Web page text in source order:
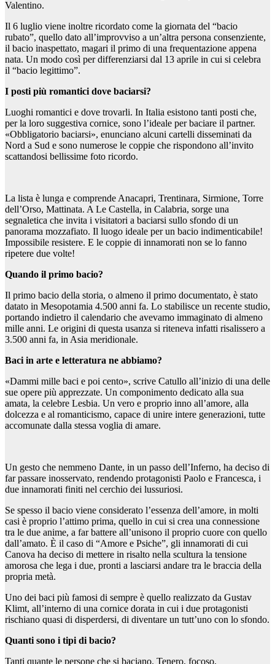
Valentino.
Il 6 luglio viene inoltre ricordato come la giornata del “bacio
rubato”, quello dato all’improvviso a un’altra persona consenziente,
il bacio inaspettato, magari il primo di una frequentazione appena
nata. Un modo così per differenziarsi dal 13 aprile in cui si celebra
il “bacio legittimo”.
I posti più romantici dove baciarsi?
Luoghi romantici e dove trovarli. In Italia esistono tanti posti che,
per la loro suggestiva cornice, sono l’ideale per baciare il partner.
«Obbligatorio baciarsi», enunciano alcuni cartelli disseminati da
Nord a Sud e sono numerose le coppie che rispondono all’invito
scattandosi bellissime foto ricordo.
La lista è lunga e comprende Anacapri, Trentinara, Sirmione, Torre
dell’Orso, Mattinata. A Le Castella, in Calabria, sorge una
segnaletica che invita i visitatori a baciarsi sullo sfondo di un
panorama mozzafiato. Il luogo ideale per un bacio indimenticabile!
Impossibile resistere. E le coppie di innamorati non se lo fanno
ripetere due volte!
Quando il primo bacio?
Il primo bacio della storia, o almeno il primo documentato, è stato
datato in Mesopotamia 4.500 anni fa. Lo stabilisce un recente studio,
portando indietro il calendario che avevamo immaginato di almeno
mille anni. Le origini di questa usanza si riteneva infatti risalissero a
3.500 anni fa, in Asia meridionale.
Baci in arte e letteratura ne abbiamo?
«Dammi mille baci e poi cento», scrive Catullo all’inizio di una delle
sue opere più apprezzate. Un componimento dedicato alla sua
amata, la celebre Lesbia. Un vero e proprio inno all’amore, alla
dolcezza e al romanticismo, capace di unire intere generazioni, tutte
accomunate dalla stessa voglia di amare.
Un gesto che nemmeno Dante, in un passo dell’Inferno, ha deciso di
far passare inosservato, rendendo protagonisti Paolo e Francesca, i
due innamorati finiti nel cerchio dei lussuriosi.
Se spesso il bacio viene considerato l’essenza dell’amore, in molti
casi è proprio l’attimo prima, quello in cui si crea una connessione
tra le due anime, a far battere all’unisono il proprio cuore con quello
dall’amato. È il caso di “Amore e Psiche”, gli innamorati di cui
Canova ha deciso di mettere in risalto nella scultura la tensione
amorosa che lega i due, pronti a lasciarsi andare tra le braccia della
propria metà.
Uno dei baci più famosi di sempre è quello realizzato da Gustav
Klimt, all’interno di una cornice dorata in cui i due protagonisti
rischiano quasi di disperdersi, di diventare un tutt’uno con lo sfondo.
Quanti sono i tipi di bacio?
Tanti quante le persone che si baciano. Tenero, focoso,